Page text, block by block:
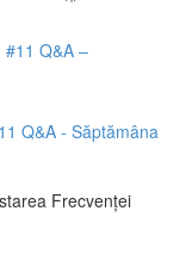
#11 Q&A –
Q&A - Săptămâna
Frecvenței